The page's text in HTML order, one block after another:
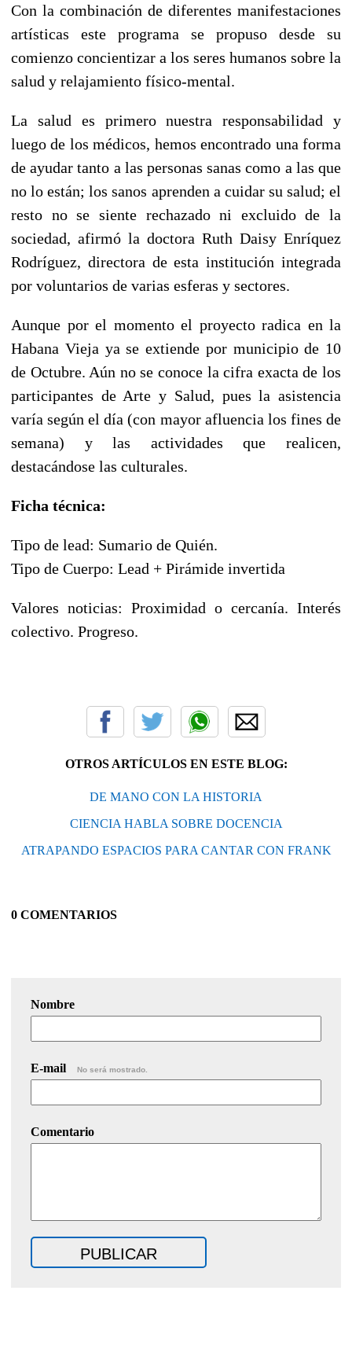
Con la combinación de diferentes manifestaciones
artísticas este programa se propuso desde su
comienzo concientizar a los seres humanos sobre la
salud y relajamiento físico-mental.
La salud es primero nuestra responsabilidad y
luego de los médicos, hemos encontrado una forma
de ayudar tanto a las personas sanas como a las que
no lo están; los sanos aprenden a cuidar su salud; el
resto no se siente rechazado ni excluido de la
sociedad, afirmó la doctora Ruth Daisy Enríquez
Rodríguez, directora de esta institución integrada
por voluntarios de varias esferas y sectores.
Aunque por el momento el proyecto radica en la
Habana Vieja ya se extiende por municipio de 10
de Octubre. Aún no se conoce la cifra exacta de los
participantes de Arte y Salud, pues la asistencia
varía según el día (con mayor afluencia los fines de
semana) y las actividades que realicen,
destacándose las culturales.
Ficha técnica:
Tipo de lead: Sumario de Quién.
Tipo de Cuerpo: Lead + Pirámide invertida
Valores noticias: Proximidad o cercanía. Interés
colectivo. Progreso.
OTROS ARTÍCULOS EN ESTE BLOG:
DE MANO CON LA HISTORIA
CIENCIA HABLA SOBRE DOCENCIA
ATRAPANDO ESPACIOS PARA CANTAR CON FRANK
0 COMENTARIOS
Nombre
E-mail No será mostrado.
Comentario